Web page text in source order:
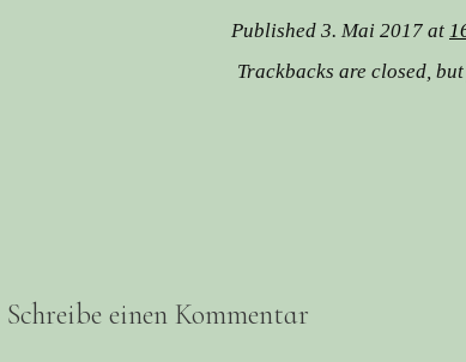
Published 3. Mai 2017 at
Trackbacks are closed,
Schreibe einen Kommentar